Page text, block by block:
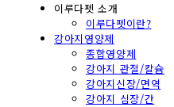
이루다펫 소개
이루다펫이란?
강아지영양제
종합영양제
강아지 관절/칼슘
강아지신장/면역
강아지 심장/간